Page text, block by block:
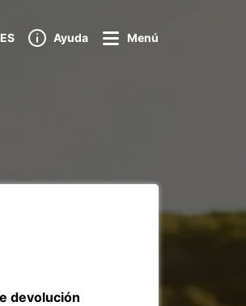
ES Ayuda Menú
devolución